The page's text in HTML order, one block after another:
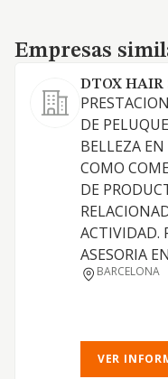
Empresas similares
Empresas
DTOX HAIR
DE
BELLEZA EN
COMO
DE
ACTIVIDAD.
ASESORIA
BARCELONA
VER